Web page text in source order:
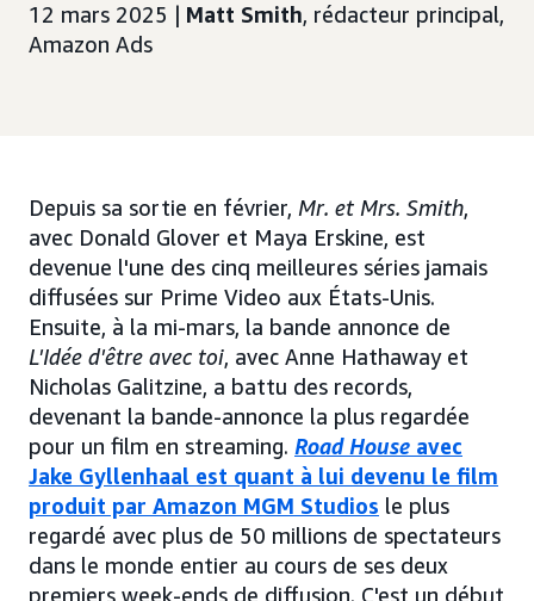
12 mars 2025 | Matt Smith, rédacteur principal,
Amazon Ads
Depuis sa sortie en février, Mr. et Mrs. Smith,
avec Donald Glover et Maya Erskine, est
devenue l'une des cinq meilleures séries jamais
diffusées sur Prime Video aux États-Unis.
Ensuite, à la mi-mars, la bande annonce de
L'Idée d'être avec toi, avec Anne Hathaway et
Nicholas Galitzine, a battu des records,
devenant la bande-annonce la plus regardée
pour un film en streaming. Road House avec
Jake Gyllenhaal est quant à lui devenu le film
produit par Amazon MGM Studios le plus
regardé avec plus de 50 millions de spectateurs
dans le monde entier au cours de ses deux
premiers week-ends de diffusion. C'est un début